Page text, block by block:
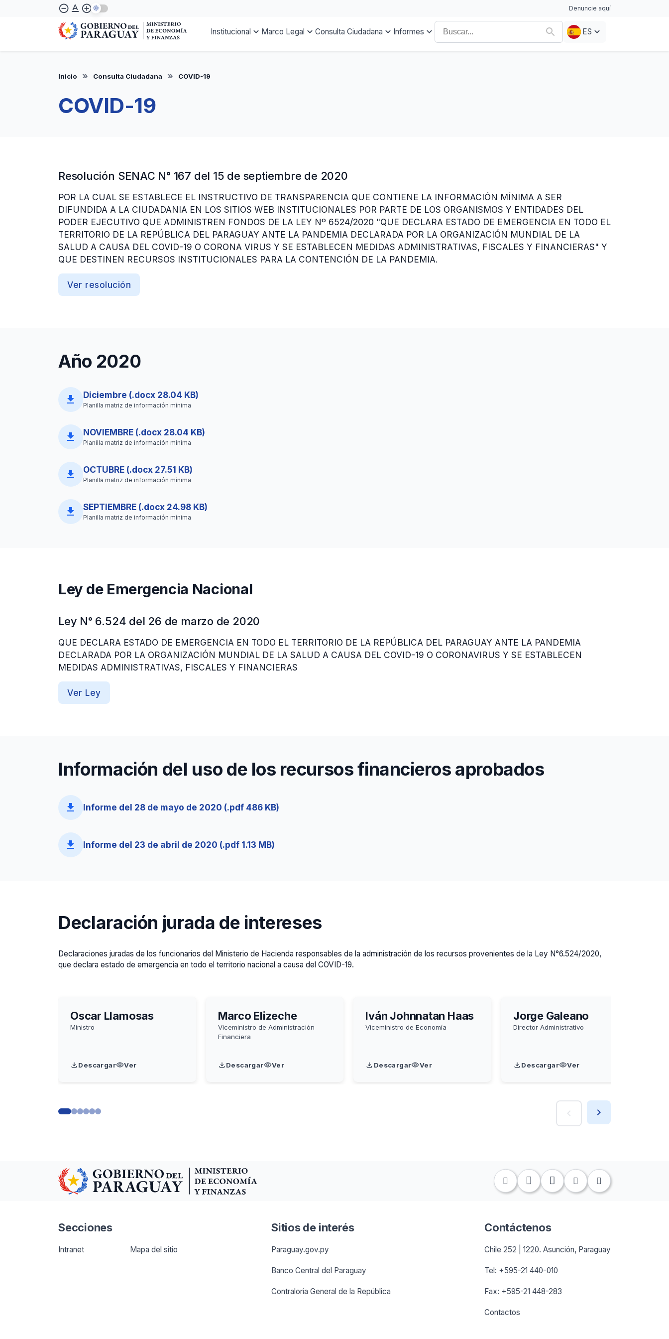
remove_circle_outline text_format add_circle_outline Denuncie aquí
Institucional Marco Legal Consulta Ciudadana Informes ES
Inicio Consulta Ciudadana COVID-19
COVID-19
Resolución SENAC N° 167 del 15 de septiembre de 2020
POR LA CUAL SE ESTABLECE EL INSTRUCTIVO DE TRANSPARENCIA QUE CONTIENE LA INFORMACIÓN MÍNIMA A SER
DIFUNDIDA A LA CIUDADANIA EN LOS SITIOS WEB INSTITUCIONALES POR PARTE DE LOS ORGANISMOS Y ENTIDADES DEL
PODER EJECUTIVO QUE ADMINISTREN FONDOS DE LA LEY Nº 6524/2020 "QUE DECLARA ESTADO DE EMERGENCIA EN TODO EL
TERRITORIO DE LA REPÚBLICA DEL PARAGUAY ANTE LA PANDEMIA DECLARADA POR LA ORGANIZACIÓN MUNDIAL DE LA
SALUD A CAUSA DEL COVID-19 O CORONA VIRUS Y SE ESTABLECEN MEDIDAS ADMINISTRATIVAS, FISCALES Y FINANCIERAS" Y
QUE DESTINEN RECURSOS INSTITUCIONALES PARA LA CONTENCIÓN DE LA PANDEMIA.
Ver resolución
Año 2020
file_download Diciembre (.docx 28.04 KB)
Planilla matriz de información mínima
file_download NOVIEMBRE (.docx 28.04 KB)
Planilla matriz de información mínima
file_download OCTUBRE (.docx 27.51 KB)
Planilla matriz de información mínima
file_download SEPTIEMBRE (.docx 24.98 KB)
Planilla matriz de información mínima
Ley de Emergencia Nacional
Ley N° 6.524 del 26 de marzo de 2020
QUE DECLARA ESTADO DE EMERGENCIA EN TODO EL TERRITORIO DE LA REPÚBLICA DEL PARAGUAY ANTE LA PANDEMIA
DECLARADA POR LA ORGANIZACIÓN MUNDIAL DE LA SALUD A CAUSA DEL COVID-19 O CORONAVIRUS Y SE ESTABLECEN
MEDIDAS ADMINISTRATIVAS, FISCALES Y FINANCIERAS
Ver Ley
Información del uso de los recursos financieros aprobados
file_download Informe del 28 de mayo de 2020 (.pdf 486 KB)
file_download Informe del 23 de abril de 2020 (.pdf 1.13 MB)
Declaración jurada de intereses
Declaraciones juradas de los funcionarios del Ministerio de Hacienda responsables de la administración de los recursos provenientes de la Ley N°6.524/2020,
que declara estado de emergencia en todo el territorio nacional a causa del COVID-19.
Oscar Llamosas
Ministro
Descargar Ver
Marco Elizeche
Viceministro de Administración
Financiera
Descargar Ver
Iván Johnnatan Haas
Viceministro de Economía
Descargar Ver
Jorge Galeano
Director Administrativo
Descargar Ver
chevron_left navigate_next
Secciones
Intranet Mapa del sitio
Sitios de interés
Paraguay.gov.py
Banco Central del Paraguay
Contraloría General de la República
Contáctenos
Chile 252 | 1220. Asunción, Paraguay
Tel: +595-21 440-010
Fax: +595-21 448-283
Contactos